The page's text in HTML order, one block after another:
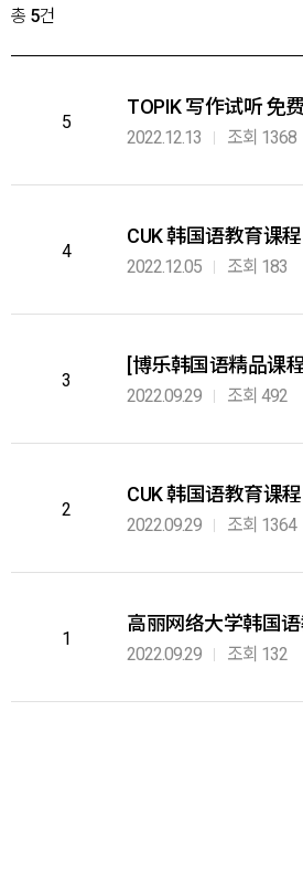
총 5건
5
TOPIK 写作试听 免
2022.12.13 조회 1368
4
CUK 韩国语教育课
2022.12.05 조회 183
3
[博乐韩国语精品课
2022.09.29 조회 492
2
CUK 韩国语教育课
2022.09.29 조회 1364
1
高丽网络大学韩国
2022.09.29 조회 132